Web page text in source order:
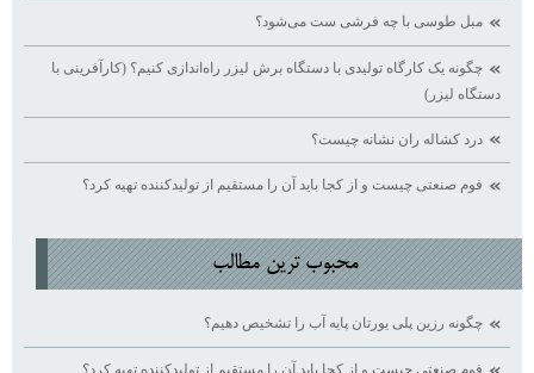
مبل طوسی با چه فرشی ست می‌شود؟
چگونه یک کارگاه تولیدی با دستگاه برش لیزر راه‌اندازی کنیم؟ (کارآفرینی با
دستگاه لیزر)
درد کشاله ران نشانه چیست؟
فوم صنعتی چیست و از کجا باید آن را مستقیم از تولیدکننده تهیه کرد؟
محبوب ترين مطالب
چگونه رزین پلی یورتان پایه آب را تشخیص دهیم؟
فوم صنعتی چیست و از کجا باید آن را مستقیم از تولیدکننده تهیه کرد؟